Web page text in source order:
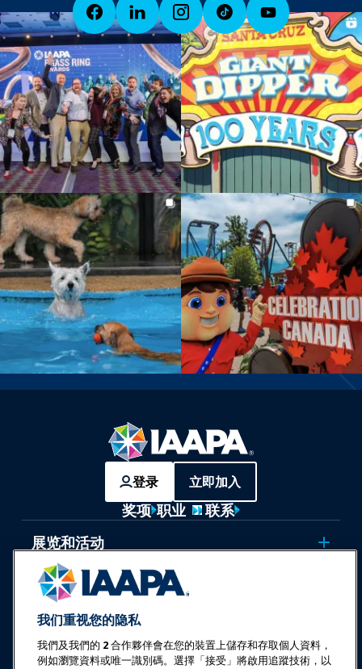
登录 立即加入
奖项 职业
联系
展览和活动
新闻与乐趣世界
教育
我们重视您的隐私
我們及我們的 2合作夥伴會在您的裝置上儲存和存取個人資料，
例如瀏覽資料或唯一識別碼。選擇「接受」將啟用追蹤技術，以